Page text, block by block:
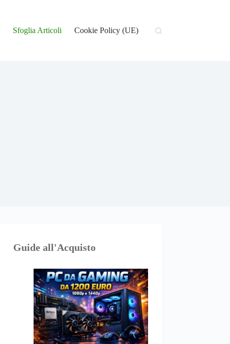
Sfoglia Articoli Cookie Policy (UE)
Guide all'Acquisto